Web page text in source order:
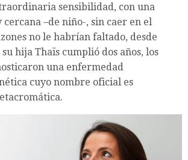
sensibilidad, con una
–de niño-, sin caer en el
no le habrían faltado, desde
hija Thaïs cumplió dos años, los
una enfermedad
cuyo nombre oficial es